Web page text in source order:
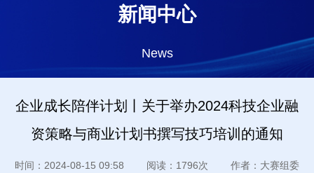
新闻中心
News
企业成长陪伴计划丨关于举办2024科技企业融
资策略与商业计划书撰写技巧培训的通知
时间：2024-08-15 09:58 阅读：1796次 作者：大赛组委